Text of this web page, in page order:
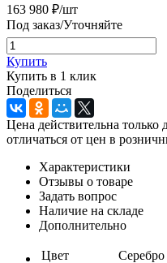
163 980 ₽/шт
Под заказ/Уточняйте
Купить
Купить в 1 клик
Поделиться
Цена действительна только
отличаться от цен в
Характеристики
Отзывы о товаре
Задать вопрос
Наличие на складе
Дополнительно
Цвет
Серебро